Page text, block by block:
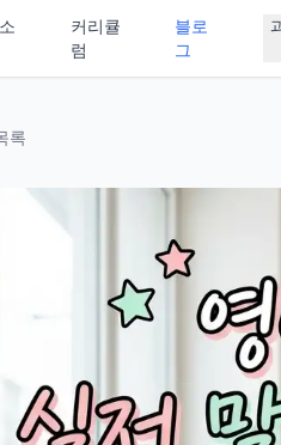
커리큘
럼
블로
그
록